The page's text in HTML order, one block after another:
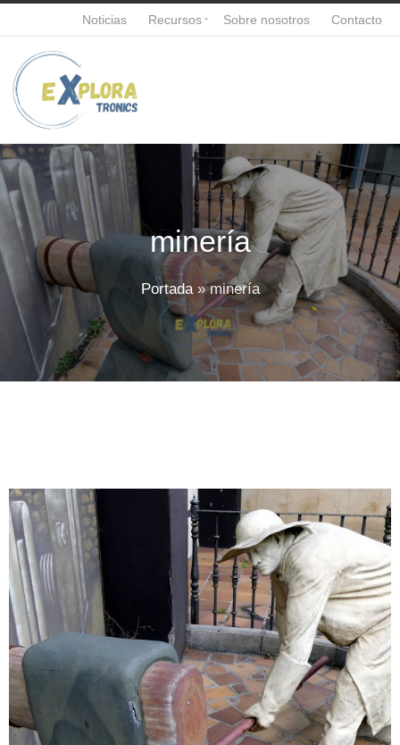
Noticias Recursos Sobre nosotros Contacto
minería
Portada»minería